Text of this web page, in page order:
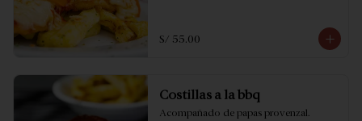
S/ 55.00
Costillas a la bbq
Acompañado de papas provenzal.